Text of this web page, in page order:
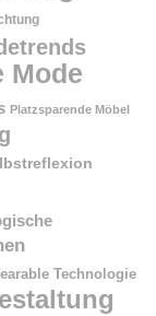
Mode
Platzsparende Möbel
Technologie